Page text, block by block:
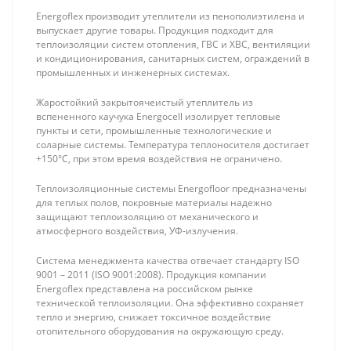
Rommer Pex-A
16 (2.0) + EVOH,
(в бухте 240м)
труба из
сшитого
(цвет красный)
78 ₽
Oventrop Unibox
E RTL Регулятор
теплого пола с
автоматическим
ограничителем
13 260 ₽
Energoflex производит утеплители из пенополиэтилена и
выпускает другие товары. Продукция подходит для
теплоизоляции систем отопления, ГВС и ХВС, вентиляции
и кондиционирования, санитарных систем, ограждений в
промышленных и инженерных системах.
Жаростойкий закрытоячеистый утеплитель из
вспененного каучука Energocell изолирует тепловые
пункты и сети, промышленные технологические и
соларные системы. Температура теплоносителя достигает
+150°С, при этом время воздействия не ограничено.
Теплоизоляционные системы Energofloor предназначены
для теплых полов, покровные материалы надежно
защищают теплоизоляцию от механического и
атмосферного воздействия, УФ-излучения.
Система менеджмента качества отвечает стандарту ISO
9001 – 2011 (ISO 9001:2008). Продукция компании
Energoflex представлена на российском рынке
технической теплоизоляции. Она эффективно сохраняет
тепло и энергию, снижает токсичное воздействие
отопительного оборудования на окружающую среду.